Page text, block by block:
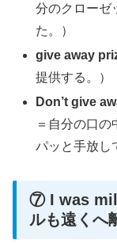
分のクローゼ
た。）
give away
提供する。）
Don’t give
＝自分の口
パッと手放し
⑦ I was
ルも遠くへ